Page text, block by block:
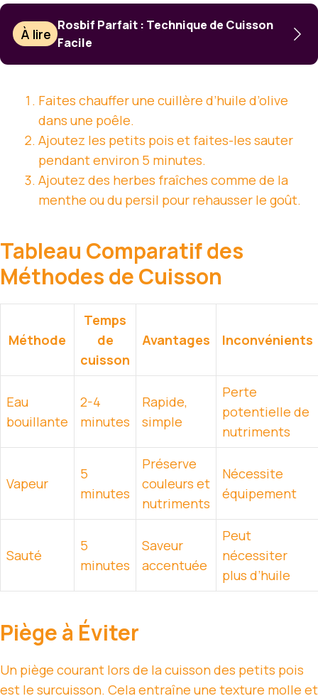
À lire
Rosbif Parfait : Technique de Cuisson
Facile
Faites chauffer une cuillère d’huile d’olive
dans une poêle.
Ajoutez les petits pois et faites-les sauter
pendant environ 5 minutes.
Ajoutez des herbes fraîches comme de la
menthe ou du persil pour rehausser le goût.
Tableau Comparatif des
Méthodes de Cuisson
Méthode
Temps
de
cuisson
Avantages Inconvénients
Eau
bouillante
2-4
minutes
Rapide,
simple
Perte
potentielle de
nutriments
Vapeur
5
minutes
Préserve
couleurs et
nutriments
Nécessite
équipement
Sauté
5
minutes
Saveur
accentuée
Peut
nécessiter
plus d’huile
Piège à Éviter
Un piège courant lors de la cuisson des petits pois
est le surcuisson. Cela entraîne une texture molle et